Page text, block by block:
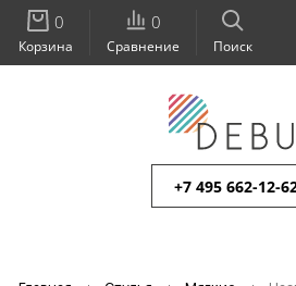
+7 495 662-12-
Поиск
0
Сравнение
0
Корзина